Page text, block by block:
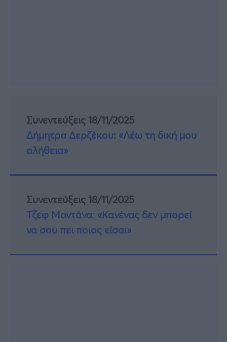
Συνεντεύξεις 18/11/2025
Δήμητρα Δερζέκου: «Λέω τη δική μου
αλήθεια»
Συνεντεύξεις 18/11/2025
Τζεφ Μοντάνα: «Κανένας δεν μπορεί
να σου πει ποιος είσαι»